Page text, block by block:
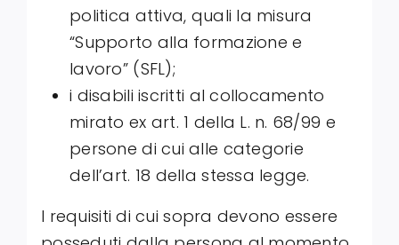
politica attiva, quali la misura
“Supporto alla formazione e
lavoro” (SFL);
i disabili iscritti al collocamento
mirato ex art. 1 della L. n. 68/99 e
persone di cui alle categorie
dell’art. 18 della stessa legge.
I requisiti di cui sopra devono essere